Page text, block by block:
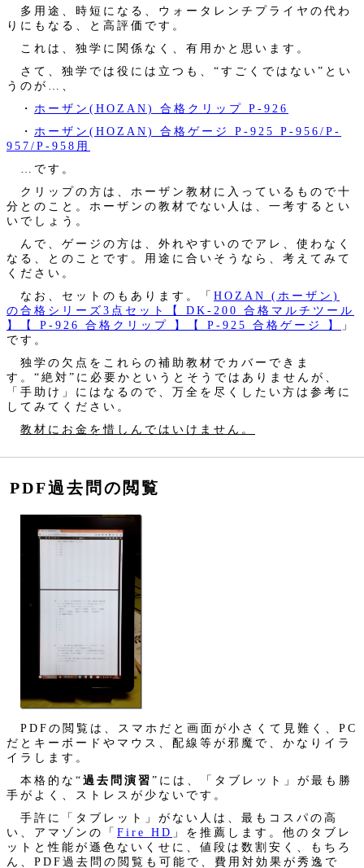
多用途、時短になる、ウォータレンチプライヤの代わ
りにもなる、と高評価です。
これは、独学に関係なく、有用かと思います。
さて、独学では役には立つも、“すごくではない”とい
うのが…、
・ ホーザン(HOZAN) 合格クリップ P-926
・ ホーザン(HOZAN) 合格ゲージ P-925 P-956/P-
957/P-958用
…です。
クリップの方は、ホーザン教材に入っているもので十
分とのこと。ホーザンの教材でない人は、一考するとい
いでしょう。
んで、ゲージの方は、外れやすいのでアレ、使わなく
なる、とのことです。用途に合いそうなら、考えてみて
ください。
なお、セットのもあります。「 HOZAN (ホーザン)
の合格シリーズ3点セット【 DK-200 合格マルチツール
】【 P-926 合格クリップ 】【 P-925 合格ゲージ 】
」
です。
独学の欠点をこれらの補助教材でカバーできま
す。“絶対”に必要かというとそうではありませんが、
「手助け」にはなるので、万全を尽くしたい方は参考に
してみてください。
教材にお金を惜しんではいけません。
PDF過去問の閲覧
PDFの閲覧は、スマホだと画面が小さくて見難く、PC
だとキーボードやマウス、配線等が邪魔で、かなりイラ
イラします。
本格的な“過去問演習”には、「タブレット」が最も勝
手がよく、ストレスが少ないです。
手許に「タブレット」がない人は、最もコスパの高
い、アマゾンの「 Fire HD 」を推薦します。他のタブレ
ットと性能が遜色ないくせに、値段は数割安く、もちろ
ん、PDF過去問の閲覧も可能で、費用対効果が秀逸で